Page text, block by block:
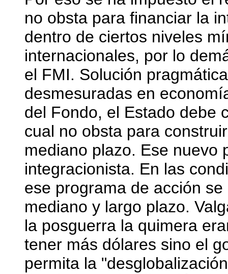
no obsta para financiar la
dentro de ciertos niveles
internacionales, por lo
el FMI. Solución
desmesuradas en
del Fondo, el Estado debe
cual no obsta para
mediano plazo. Ese nuevo
integracionista. En las
ese programa de acción
mediano y largo plazo.
la posguerra la quimera
tener más dólares sino el
permita la